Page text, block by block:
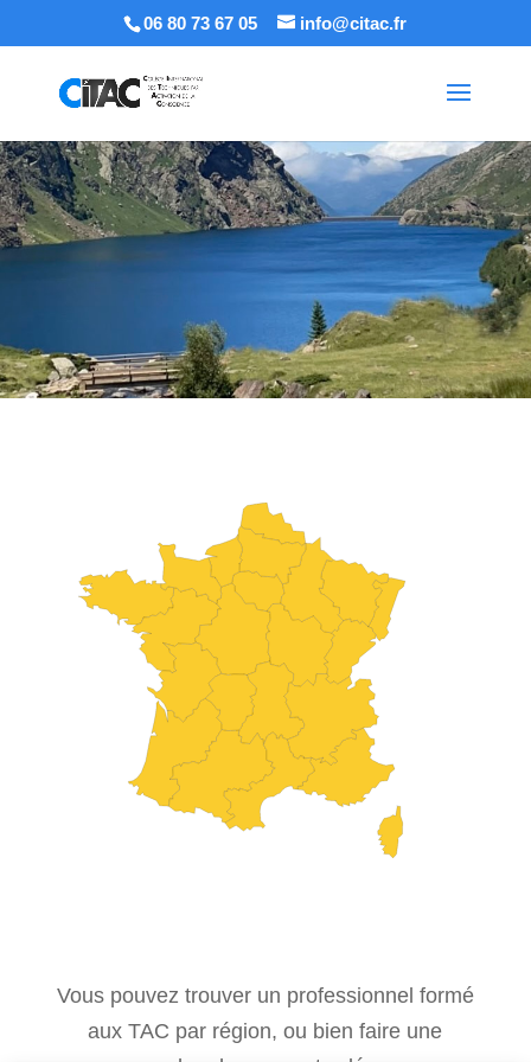
06 80 73 67 05 info@citac.fr
Vous pouvez trouver un professionnel formé
aux TAC par région, ou bien faire une